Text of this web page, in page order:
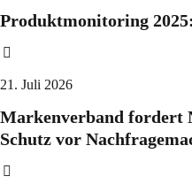
Produktmonitoring
21. Juli 2026
Markenverband fordert
Schutz vor